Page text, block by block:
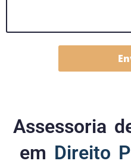
Assessoria
em Direito